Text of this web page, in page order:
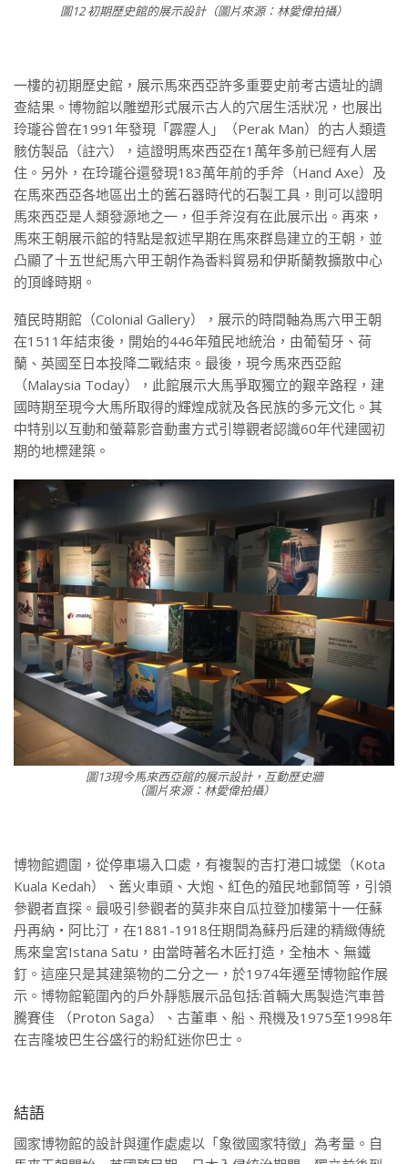
圖12 初期歷史館的展示設計（圖片來源：林愛偉拍攝）
一樓的初期歷史館，展示馬來西亞許多重要史前考古遺址的調
查結果。博物館以雕塑形式展示古人的穴居生活狀况，也展出
玲瓏谷曾在1991年發現「霹靂人」（Perak Man）的古人類遺
骸仿製品（註六），這證明馬來西亞在1萬年多前已經有人居
住。另外，在玲瓏谷還發現183萬年前的手斧（Hand Axe）及
在馬來西亞各地區出土的舊石器時代的石製工具，則可以證明
馬來西亞是人類發源地之一，但手斧沒有在此展示出。再來，
馬來王朝展示館的特點是叙述早期在馬來群島建立的王朝，並
凸顯了十五世紀馬六甲王朝作為香料貿易和伊斯蘭教擴散中心
的頂峰時期。
殖民時期館（Colonial Gallery），展示的時間軸為馬六甲王朝
在1511年結朿後，開始的446年殖民地統治，由葡萄牙、荷
蘭、英國至日本投降二戰結朿。最後，現今馬來西亞館
（Malaysia Today），此館展示大馬爭取獨立的艱辛路程，建
國時期至現今大馬所取得的輝煌成就及各民族的多元文化。其
中特别以互動和螢幕影音動畫方式引導觀者認識60年代建國初
期的地標建築。
圖13現今馬來西亞館的展示設計，互動歷史牆
（圖片來源：林愛偉拍攝）
博物館週圍，從停車場入口處，有複製的吉打港口城堡（Kota
Kuala Kedah）、舊火車頭、大炮、紅色的殖民地郵筒等，引領
參觀者直探。最吸引參觀者的莫非來自瓜拉登加樓第十一任蘇
丹再納・阿比汀，在1881-1918任期間為蘇丹后建的精緻傳統
馬來皇宮Istana Satu，由當時著名木匠打造，全柚木、無鐵
釘。這座只是其建築物的二分之一，於1974年遷至博物館作展
示。博物館範圍內的戶外靜態展示品包括:首輛大馬製造汽車普
騰賽佳 （Proton Saga）、古董車、船、飛機及1975至1998年
在吉隆坡巴生谷盛行的粉紅迷你巴士。
結語
國家博物館的設計與運作處處以「象徵國家特徵」為考量。自